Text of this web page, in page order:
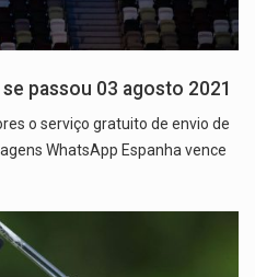
passou 03 agosto 2021
o serviço gratuito de envio de
WhatsApp Espanha vence